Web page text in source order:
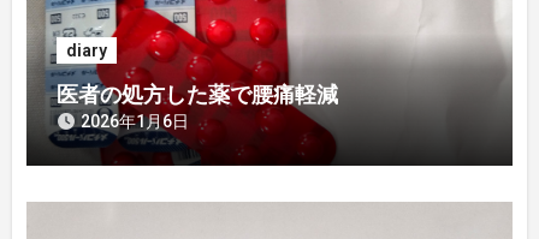
シ
ョ
ン
diary
医者の処方した薬で腰痛軽減
2026年1月6日